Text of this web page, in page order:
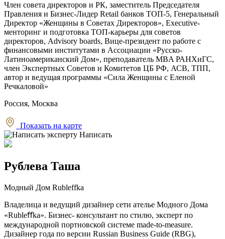
Член совета директоров и РК, заместитель Председателя
Правления и Бизнес-Лидер Retail банков ТОП-5, Генеральный
Директор «Женщины в Советах Директоров», Executive-
менторинг и подготовка ТOП-карьеры для советов
директоров, Advisory boards, Вице-президент по работе с
финансовыми институтами в Ассоциации «Русско-
Латиноамериканский Дом», преподаватель MBA РАНХиГС,
член Экспертных Советов и Комитетов ЦБ РФ, АСВ, ТПП,
автор и ведущая программы «Сила Женщины с Еленой
Речкаловой»
Россия, Москва
Показать на карте
Написать
Рублева Таша
Модный Дом Rubleffka
Владелица и ведущий дизайнер сети ателье Модного Дома
«Rubleﬀka». Бизнес- консультант по стилю, эксперт по
международной портновской системе made-to-measure.
Дизайнер года по версии Russian Business Guide (RBG),